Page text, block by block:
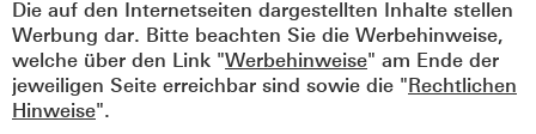
Die auf den Internetseiten dargestellten Inhalte stellen
Werbung dar. Bitte beachten Sie die Werbehinweise,
welche über den Link "Werbehinweise" am Ende der
jeweiligen Seite erreichbar sind sowie die "Rechtlichen
Hinweise".